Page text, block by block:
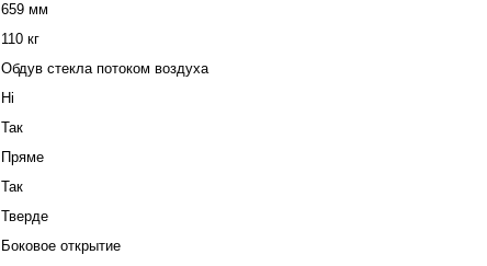
659 мм
110 кг
Обдув стекла потоком воздуха
Ні
Так
Пряме
Так
Тверде
Боковое открытие